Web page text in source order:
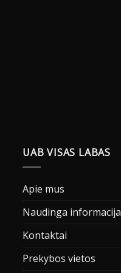
UAB VISAS LABAS
Apie mus
Naudinga informacija
Kontaktai
Prekybos vietos